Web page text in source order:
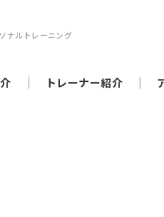
ナルトレーニング
トレーナー紹介